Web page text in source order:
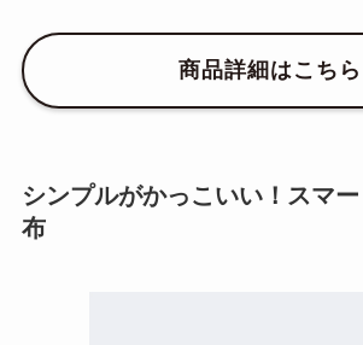
商品詳細はこちら
シンプルがかっこいい！スマ
布